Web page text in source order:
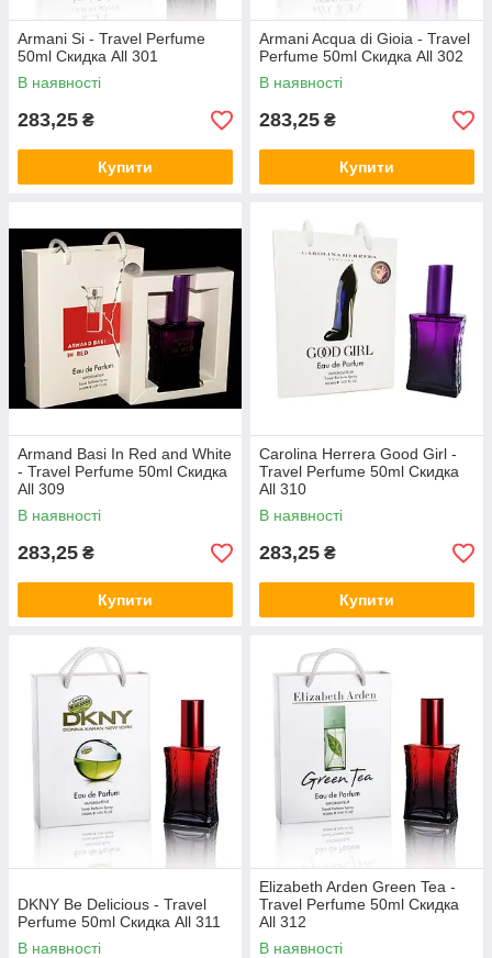
Armani Si - Travel Perfume
50ml Скидка All 301
В наявності
283,25 ₴
Купити
Armani Acqua di Gioia - Travel
Perfume 50ml Скидка All 302
В наявності
283,25 ₴
Купити
Armand Basi In Red and White
- Travel Perfume 50ml Скидка
All 309
В наявності
283,25 ₴
Купити
Carolina Herrera Good Girl -
Travel Perfume 50ml Скидка
All 310
В наявності
283,25 ₴
Купити
DKNY Be Delicious - Travel
Perfume 50ml Скидка All 311
В наявності
Elizabeth Arden Green Tea -
Travel Perfume 50ml Скидка
All 312
В наявності